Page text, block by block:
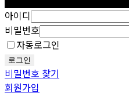
아이디
비밀번호
자동로그인
로그인
비밀번호 찾기
회원가입